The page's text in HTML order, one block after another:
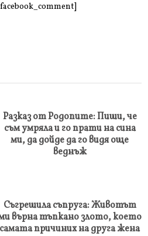
Разказ от Родопите: Пиши, че
съм умряла и го прати на сина
ми, да дойде да го видя още
веднъж
Съгрешила съпруга: Животът
върна тъпкано злото, което
самата причиних на друга жена